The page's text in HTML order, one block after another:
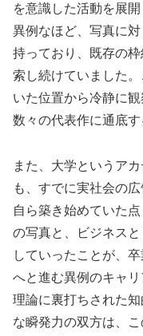
を意識した活動を展
異例なほど、写真に
持っており、既存の
索し続けていました
いた位置から冷静に
数々の代表作に通底す
また、大学というア
も、すでに実社会の
自ら築き始めていた
の写真と、ビジネス
していったことが、
へと進む異例のキャ
理論に裏打ちされた
な瞬発力の双方は、